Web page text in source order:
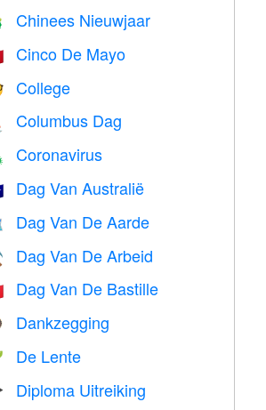
Chinees Nieuwjaar
Cinco De Mayo
College
Columbus Dag
Coronavirus
Dag Van Australië
Dag Van De Aarde
Dag Van De Arbeid
Dag Van De Bastille
Dankzegging
De Lente
Diploma Uitreiking